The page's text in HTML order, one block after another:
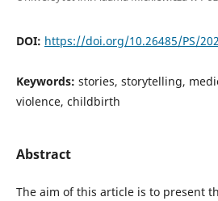
DOI: https://doi.org/10.26485/PS/
Keywords: stories, storytelling,
violence, childbirth
Abstract
The aim of this article is to present